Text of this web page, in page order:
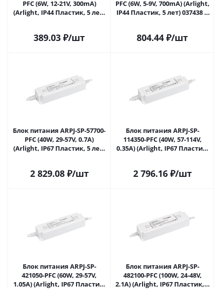
PFC (6W, 12-21V, 300mA)
(Arlight, IP44 Пластик, 5 лет)
389.03 ₽/шт
PFC (6W, 5-9V, 700mA) (Arlight,
IP44 Пластик, 5 лет) 037438 в
804.44 ₽/шт
Блок питания ARPJ-SP-57700-
PFC (40W, 29-57V, 0.7A)
(Arlight, IP67 Пластик, 5 лет)
2 829.08₽/шт
Блок питания ARPJ-SP-
114350-PFC (40W, 57-114V,
0.35A) (Arlight, IP67 Пластик,
2 796.16₽/шт
Блок питания ARPJ-SP-
421050-PFC (60W, 29-57V,
1.05A) (Arlight, IP67 Пластик,
Блок питания ARPJ-SP-
482100-PFC (100W, 24-48V,
2.1A) (Arlight, IP67 Пластик, 5